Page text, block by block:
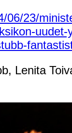
06/23/
uudet-
Lenita